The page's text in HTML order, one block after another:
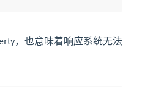
，也意味着响应系统无法